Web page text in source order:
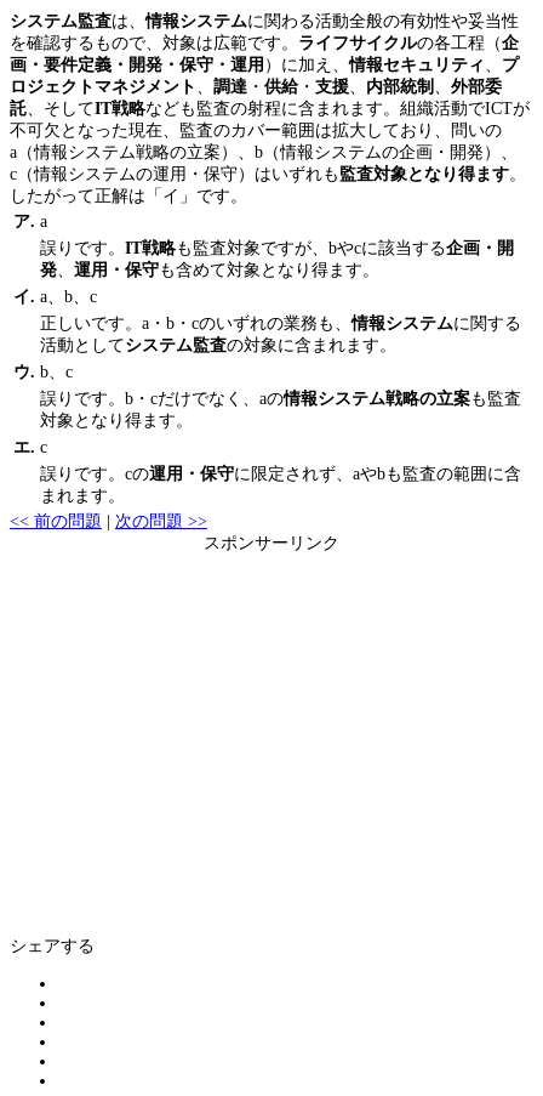
システム監査は、情報システムに関わる活動全般の有効性や妥当性
を確認するもので、対象は広範です。 ライフサイクルの各工程（企
画・要件定義・開発・保守・運用 ）に加え、情報セキュリティ 、 プ
ロジェクトマネジメント 、 調達 ・ 供給・ 支援、 内部統制 、 外部委
託、そしてIT戦略なども監査の射程に含まれます。組織活動でICTが
不可欠となった現在、監査のカバー範囲は拡大しており、問いの
a（情報システム戦略の立案）、b（情報システムの企画・開発）、
c（情報システムの運用・保守）はいずれも 監査対象となり得ます。
したがって正解は「イ」です。
ア. a
誤りです。 IT戦略も監査対象ですが、bやcに該当する企画・開
発、 運用・保守も含めて対象となり得ます。
イ. a、b、c
正しいです。a・b・cのいずれの業務も、情報システムに関する
活動としてシステム監査の対象に含まれます。
ウ. b、c
誤りです。b・cだけでなく、aの情報システム戦略の立案も監査
対象となり得ます。
エ. c
誤りです。cの運用・保守に限定されず、aやbも監査の範囲に含
まれます。
<< 前の問題
次の問題 >>
スポンサーリンク
シェアする